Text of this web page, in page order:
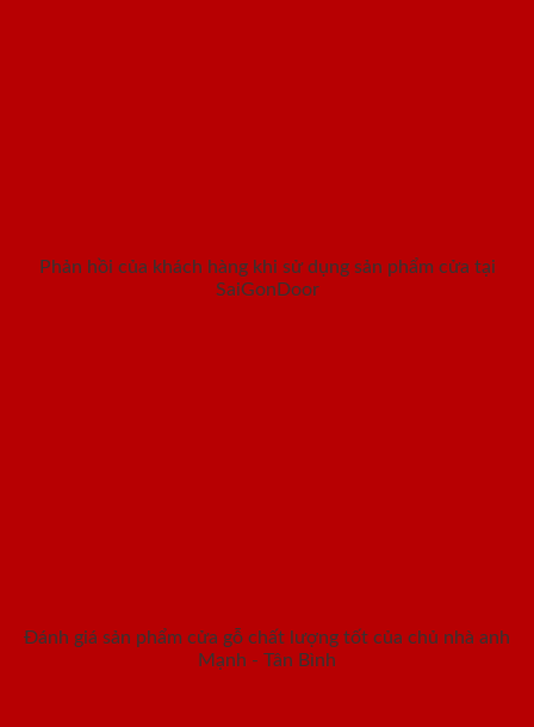
Phản hồi của khách hàng khi sử dụng sản phẩm cửa tại
SaiGonDoor
Đánh giá sản phẩm cửa gỗ chất lượng tốt của chủ nhà anh
Mạnh - Tân Bình